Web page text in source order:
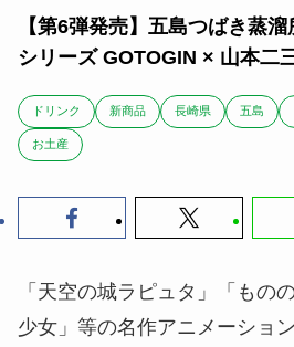
【第6弾発売】五島つばき蒸
シリーズ GOTOGIN × 山本二
ドリンク 新商品 長崎県 五島
お土産
「天空の城ラピュタ」「もの
少女」等の名作アニメーショ